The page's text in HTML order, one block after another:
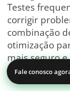
Testes
corrigir
combinação
otimização
mais seguro
satisfação dos
Fale conosco